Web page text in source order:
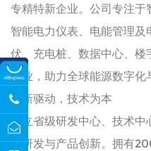
专精特新企业。公司专注
智能电力仪表、电能管理
伏、充电桩、数据中心、
行业，助力全球能源数字化
创新驱动，技术为本
设立省级研发中心、技术
术研发与产品创新。拥有